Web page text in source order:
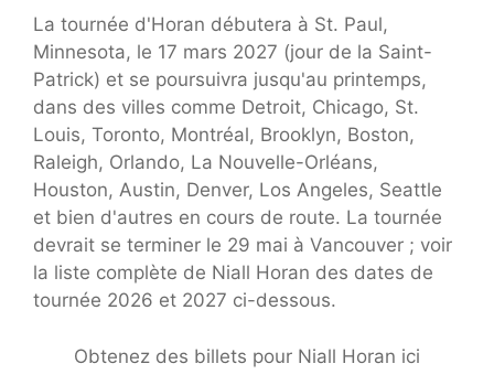
La tournée d'Horan débutera à St. Paul,
Minnesota, le 17 mars 2027 (jour de la Saint-
Patrick) et se poursuivra jusqu'au printemps,
dans des villes comme Detroit, Chicago, St.
Louis, Toronto, Montréal, Brooklyn, Boston,
Raleigh, Orlando, La Nouvelle-Orléans,
Houston, Austin, Denver, Los Angeles, Seattle
et bien d'autres en cours de route. La tournée
devrait se terminer le 29 mai à Vancouver ; voir
la liste complète de Niall Horan des dates de
tournée 2026 et 2027 ci-dessous.
Obtenez des billets pour Niall Horan ici